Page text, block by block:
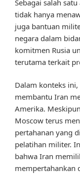
Sebagai salah
tidak hanya
juga bantuan
negara dalam
komitmen Rusia
terutama terkait
Dalam konteks
membantu Iran
Amerika.
Moscow terus
pertahanan yang
pelatihan militer.
bahwa Iran
mempertahankan